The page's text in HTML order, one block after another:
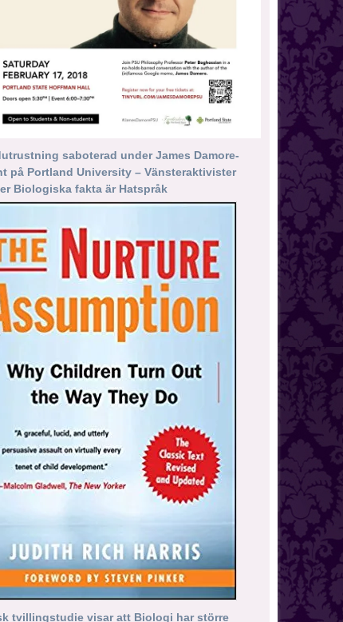
saboterad under James Damore-
på Portland University – Vänsteraktivister
Biologiska fakta är Hatspråk
tvillingstudie visar att Biologi har större